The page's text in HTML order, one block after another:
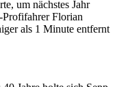
um nächstes Jahr
Florian
als 1 Minute entfernt